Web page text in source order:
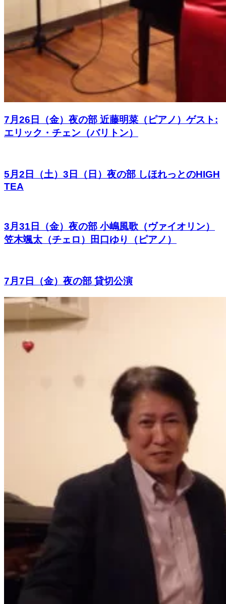
7月26日（金）夜の部 近藤明菜（ピアノ）ゲスト:
エリック・チェン（バリトン）
5月2日（土）3日（日）夜の部 しほれっとのHIGH
TEA
3月31日（金）夜の部 小嶋風歌（ヴァイオリン）
笠木颯太（チェロ）田口ゆり（ピアノ）
7月7日（金）夜の部 貸切公演